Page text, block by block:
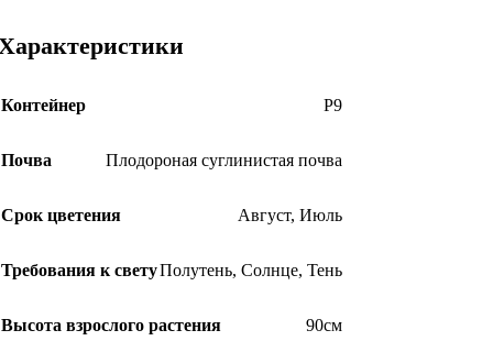
Контейнер Р9
Почва Плодороная суглинистая почва
Срок цветения Август, Июль
Требования к светуПолутень, Солнце, Тень
Высота взрослого растения 90см